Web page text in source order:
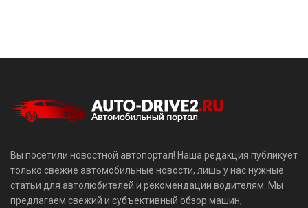
Вы посетили новостной автопортал! Наша редакция публикует
только свежие автомобильные новости, лишь у нас нужные
статьи для автолюбителей и рекомендации водителям. Мы
предлагаем свежий и субъективный обзор машин,